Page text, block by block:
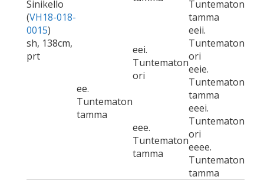
Sinikello
(VH18-018-
0015)
sh, 138cm,
prt
Tuntematon
tamma
ee.
Tuntematon
tamma
eei.
Tuntematon
ori
eeii.
Tuntematon
ori
eeie.
Tuntematon
tamma
eee.
Tuntematon
tamma
eeei.
Tuntematon
ori
eeee.
Tuntematon
tamma